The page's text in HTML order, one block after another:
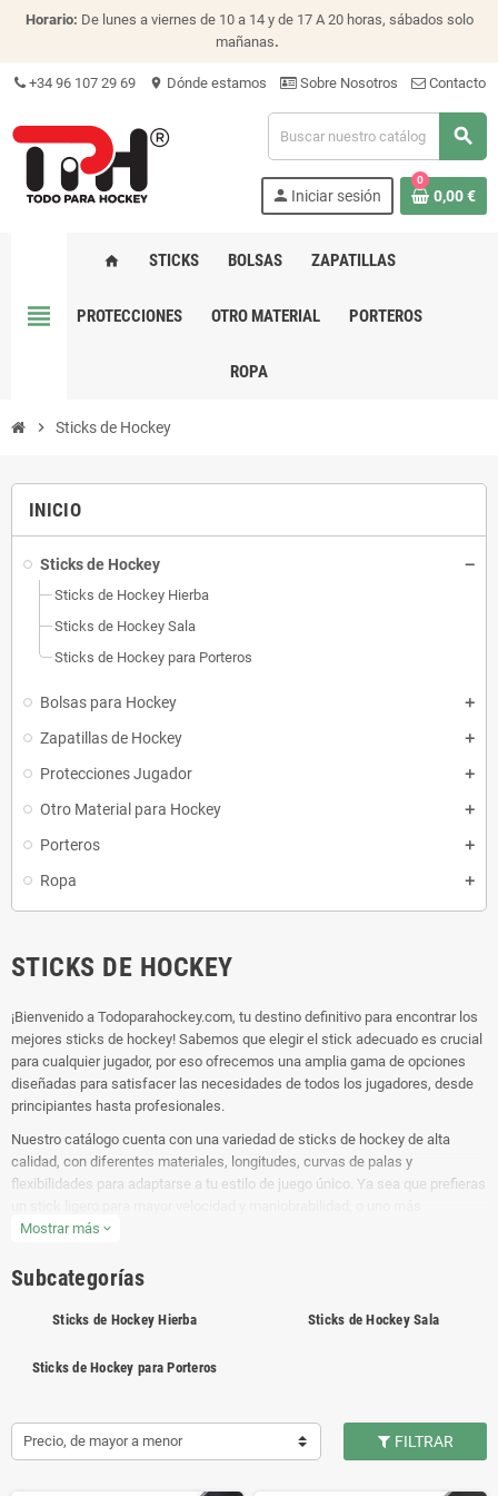
Horario: De lunes a viernes de 10 a 14 y de 17 A 20 horas, sábados solo
mañanas.
+34 96 107 29 69 location_on Dónde estamos Sobre Nosotros Contacto
search
person Iniciar sesión
0
0,00 €
view_headline
home STICKS BOLSAS ZAPATILLAS
PROTECCIONES OTRO MATERIAL PORTEROS
ROPA
chevron_right Sticks de Hockey
INICIO
Sticks de Hockey
Sticks de Hockey Hierba
Sticks de Hockey Sala
Sticks de Hockey para Porteros
Bolsas para Hockey
Zapatillas de Hockey
Protecciones Jugador
Otro Material para Hockey
Porteros
Ropa
STICKS DE HOCKEY
¡Bienvenido a Todoparahockey.com, tu destino definitivo para encontrar los
mejores sticks de hockey! Sabemos que elegir el stick adecuado es crucial
para cualquier jugador, por eso ofrecemos una amplia gama de opciones
diseñadas para satisfacer las necesidades de todos los jugadores, desde
principiantes hasta profesionales.
Nuestro catálogo cuenta con una variedad de sticks de hockey de alta
calidad, con diferentes materiales, longitudes, curvas de palas y
flexibilidades para adaptarse a tu estilo de juego único. Ya sea que prefieras
resistente para potencia y precisión en tus disparos, ¡tenemos lo que
¿Buscas un stick de hockey para jugadores jóvenes? Tenemos opciones
que se ajustan a su estatura y fuerza. Nuestros sticks junior no solo son
fundamentales de los jugadores en formación.
selección de sticks de hockey de gama alta, fabricados con los mejores
materiales y tecnologías disponibles en el mercado. Estos sticks están
Mostrar más expand_more
Subcategorías
Sticks de Hockey Hierba Sticks de Hockey Sala
Sticks de Hockey para Porteros
Precio, de mayor a menor FILTRAR